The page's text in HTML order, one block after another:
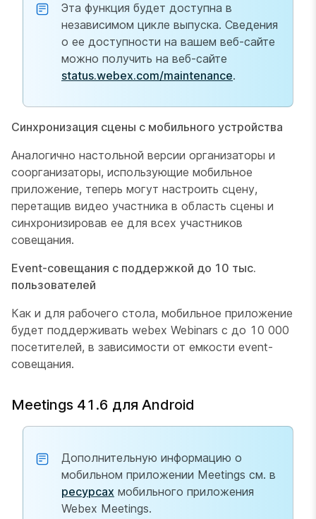
Эта функция будет доступна в
независимом цикле выпуска. Сведения
о ее доступности на вашем веб-сайте
можно получить на веб-сайте
status.webex.com/maintenance.
Синхронизация сцены с мобильного устройства
Аналогично настольной версии организаторы и
соорганизаторы, использующие мобильное
приложение, теперь могут настроить сцену,
перетащив видео участника в область сцены и
синхронизировав ее для всех участников
совещания.
Event-совещания с поддержкой до 10 тыс.
пользователей
Как и для рабочего стола, мобильное приложение
будет поддерживать webex Webinars с до 10 000
посетителей, в зависимости от емкости event-
совещания.
Meetings 41.6 для Android
Дополнительную информацию о
мобильном приложении Meetings см. в
ресурсах мобильного приложения
Webex Meetings.